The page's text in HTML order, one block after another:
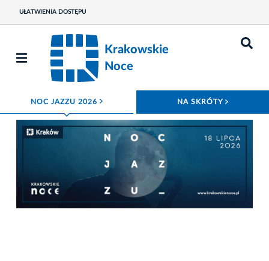
UŁATWIENIA DOSTĘPU
Krakowskie
Noce
NOC JAZZU 2026 ROZWIŃ MENU NA SKRÓTY